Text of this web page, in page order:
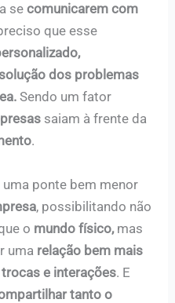
secomunicarem com
que esse
dos problemas
Sendo um fator
saiam à frente da
.
ponte bem menor
, possibilitando não
o mundo físico,mas
uma relação bem mais
trocas e interações. E
tanto o